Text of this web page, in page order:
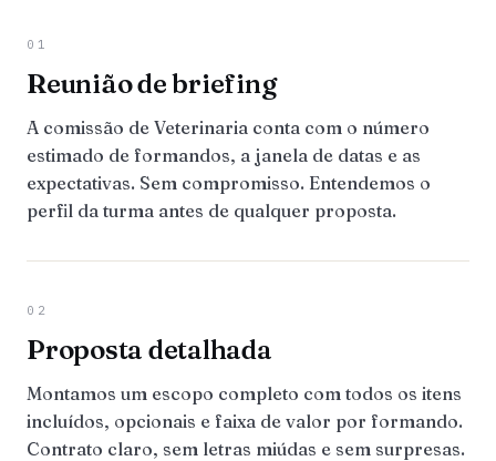
01
Reunião de briefing
A comissão de Veterinaria conta com o número
estimado de formandos, a janela de datas e as
expectativas. Sem compromisso. Entendemos o
perfil da turma antes de qualquer proposta.
02
Proposta detalhada
Montamos um escopo completo com todos os itens
incluídos, opcionais e faixa de valor por formando.
Contrato claro, sem letras miúdas e sem surpresas.